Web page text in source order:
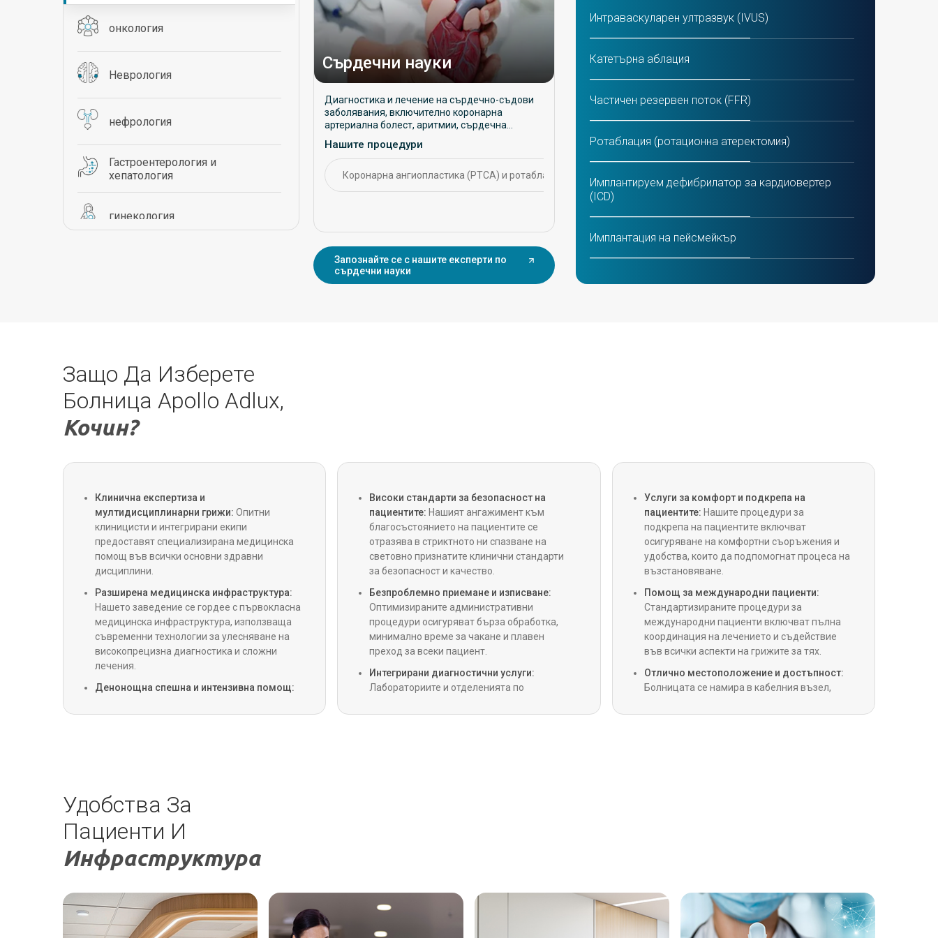
онкология
Неврология
нефрология
Гастроентерология и
хепатология
гинекология
трансплантации
Бариатрична хирургия
Колоректална хирургия
Спешна медицина
УНГ
Педиатрия
Сърдечни науки
Диагностика и лечение на сърдечно-съдови
заболявания, включително коронарна
артериална болест, аритмии, сърдечна
върху превантивни грижи, интервенционни
процедури и дългосрочно управление на
сърдечно-съдовото здраве.
Нашите процедури
Коронарна ангиопластика (PTCA) и ротаблация CABG (присаждане на коронарен артериален байпас)
Запознайте се с нашите експерти по
сърдечни науки
Интраваскуларен ултразвук (IVUS)
Катетърна аблация
Частичен резервен поток (FFR)
Ротаблация (ротационна атеректомия)
Имплантируем дефибрилатор за кардиовертер
(ICD)
Имплантация на пейсмейкър
CABG (присаждане на коронарен артериален
Сърдечна процедура, ръководена от Impella
Интраваскуларна литотрипсия (ударна вълна)
Детска кардиохирургия
Операция на сърдечна клапа
LVAD (устройства за подпомагане на лявата
Защо Да Изберете
Болница Apollo Adlux,
Кочин?
Клинична експертиза и
мултидисциплинарни грижи: Опитни
клиницисти и интегрирани екипи
предоставят специализирана медицинска
помощ във всички основни здравни
дисциплини.
Разширена медицинска инфраструктура:
Нашето заведение се гордее с първокласна
медицинска инфраструктура, използваща
съвременни технологии за улесняване на
високопрецизна диагностика и сложни
лечения.
Денонощна спешна и интензивна помощ:
интензивните отделения работят 24 часа в
Високи стандарти за безопасност на
пациентите: Нашият ангажимент към
благосъстоянието на пациентите се
отразява в стриктното ни спазване на
световно признатите клинични стандарти
за безопасност и качество.
Безпроблемно приемане и изписване:
Оптимизираните административни
процедури осигуряват бърза обработка,
минимално време за чакане и плавен
преход за всеки пациент.
Интегрирани диагностични услуги:
Лабораториите и отделенията по
незабавни резултати, осигурявайки на
Услуги за комфорт и подкрепа на
пациентите: Нашите процедури за
подкрепа на пациентите включват
осигуряване на комфортни съоръжения и
удобства, които да подпомогнат процеса на
възстановяване.
Помощ за международни пациенти:
Стандартизираните процедури за
международни пациенти включват пълна
координация на лечението и съдействие
във всички аспекти на грижите за тях.
Отлично местоположение и достъпност:
Болницата се намира в кабелния възел,
с всички основни райони на Ангамали.
Удобства За
Пациенти И
Инфраструктура